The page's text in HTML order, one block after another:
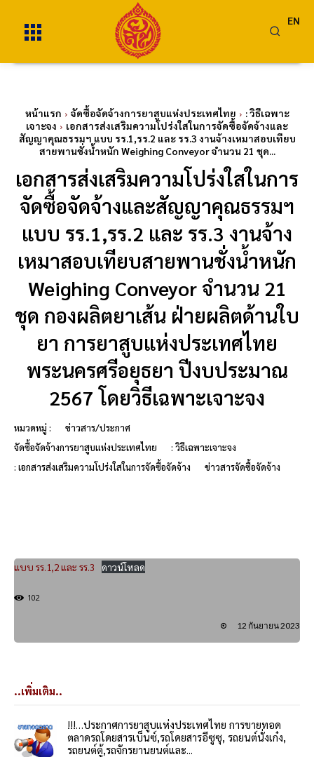
EN
หน้าแรก จัดซื้อจัดจ้างการยาสูบแห่งประเทศไทย
: วิธีเฉพาะ
เจาะจง
เอกสารส่งเสริมความโปร่งใสในการจัดซื้อจัดจ้างและ
สัญญาคุณธรรมฯ แบบ รร.1,รร.2 และ รร.3 งานจ้างเหมาสอบเทียบ
สายพานชั่งน้ำหนัก Weighing Conveyor จำนวน 21 ชุด...
เอกสารส่งเสริมความโปร่งใสในการ
จัดซื้อจัดจ้างและสัญญาคุณธรรมฯ
แบบ รร.1,รร.2 และ รร.3 งานจ้าง
เหมาสอบเทียบสายพานชั่งน้ำหนัก
Weighing Conveyor จำนวน 21
ชุด กองผลิตยาเส้น ฝ่ายผลิตด้านใบ
ยา การยาสูบแห่งประเทศไทย
พระนครศรีอยุธยา ปีงบประมาณ
2567 โดยวิธีเฉพาะเจาะจง
หมวดหมู่ :
ข่าวสาร/ประกาศ
จัดซื้อจัดจ้างการยาสูบแห่งประเทศไทย
: วิธีเฉพาะเจาะจง
: เอกสารส่งเสริมความโปร่งใสในการจัดซื้อจัดจ้าง
ข่าวสารจัดซื้อจัดจ้าง
แบบ รร.1,2 และ รร.3 ดาวน์โหลด
102
12 กันยายน 2023
..เพิ่มเติม..
!!!…ประกาศการยาสูบแห่งประเทศไทย การขายทอด
ตลาดรถโดยสารเบ็นซ์,รถโดยสารอีซูซุ, รถยนต์นั่งเก๋ง,
รถยนต์ตู้,รถจักรยานยนต์และ...